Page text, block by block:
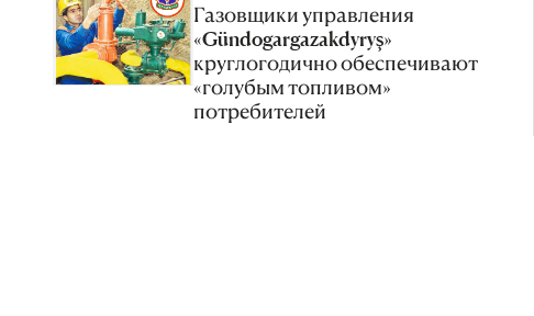
Газовщики управления
«Gündogargazakdyryş»
круглогодично обеспечивают
«голубым топливом»
потребителей